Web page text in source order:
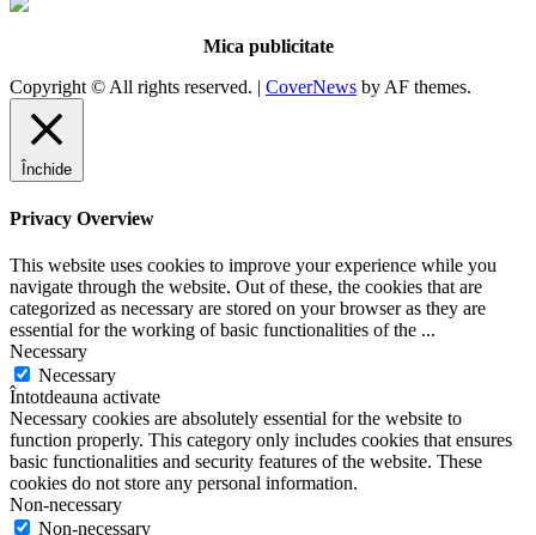
Mica publicitate
Copyright © All rights reserved. | CoverNews by AF themes.
Închide
Privacy Overview
This website uses cookies to improve your experience while you
navigate through the website. Out of these, the cookies that are
categorized as necessary are stored on your browser as they are
essential for the working of basic functionalities of the ...
Necessary
Necessary
Întotdeauna activate
Necessary cookies are absolutely essential for the website to
function properly. This category only includes cookies that ensures
basic functionalities and security features of the website. These
cookies do not store any personal information.
Non-necessary
Non-necessary